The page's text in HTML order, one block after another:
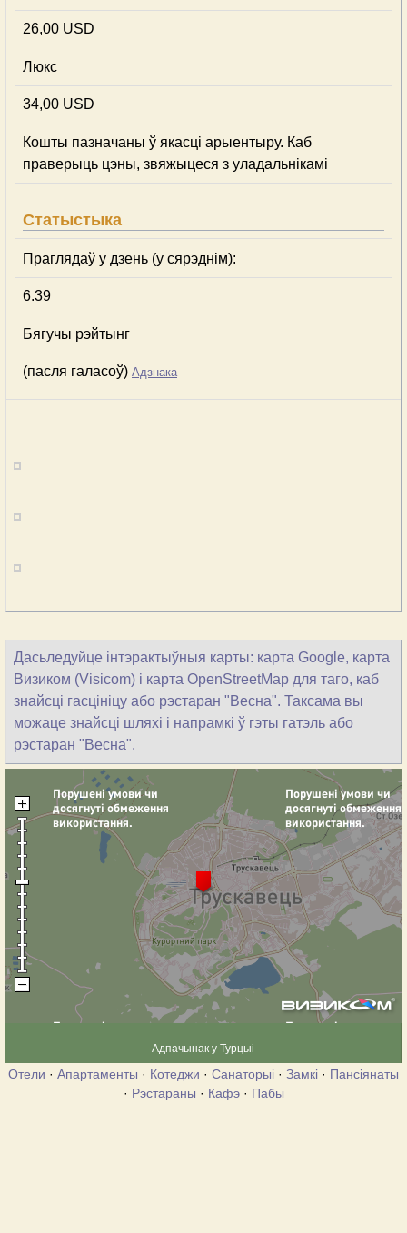
26,00 USD
Люкс
34,00 USD
Кошты пазначаны ў якасці арыентыру. Каб
праверыць цэны, звяжыцеся з уладальнікамі
Статыстыка
Праглядаў у дзень (у сярэднім):
6.39
Бягучы рэйтынг
(пасля галасоў) Адзнака
Дасьледуйце інтэрактыўныя карты: карта Google, карта
Визиком (Visicom) і карта OpenStreetMap для таго, каб
знайсці гасцініцу або рэстаран "Весна". Таксама вы
можаце знайсці шляхі і напрамкі ў гэты гатэль або
рэстаран "Весна".
Адпачынак у Турцыі
Отели · Апартаменты · Котеджи · Санаторыі · Замкі · Пансіянаты
· Рэстараны · Кафэ· Пабы